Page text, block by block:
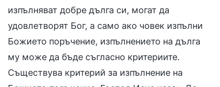
изпълняват добре дълга си, могат да
удовлетворят Бог, а само ако човек изпълни
Божието поръчение, изпълнението на дълга
му може да бъде съгласно критериите.
Съществува критерий за изпълнение на